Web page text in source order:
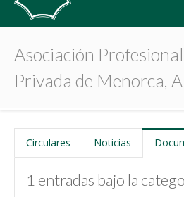
Asociación
Privada de Menorca,
Circulares Noticias
1 entradas bajo la